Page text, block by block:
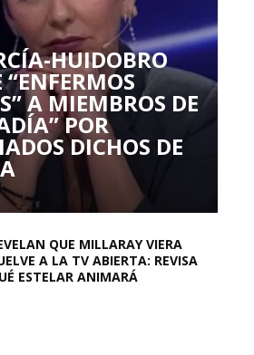
HUIDOBRO
A MIEMBROS DE
POR
DICHOS DE
QUE MILLARAY VIERA
A LA TV ABIERTA: REVISA
ESTELAR ANIMARÁ